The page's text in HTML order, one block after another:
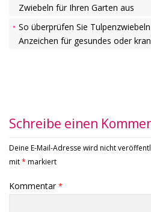
Zwiebeln für Ihren Garten aus
So überprüfen Sie
Anzeichen für gesundes oder
Schreibe einen
Deine E-Mail-Adresse wird nicht
mit* markiert
Kommentar*